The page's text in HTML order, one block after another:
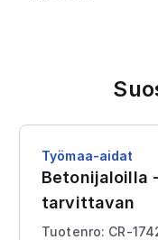
Työmaa-aidat
Betonijaloilla
tarvittavan
Tuotenro: CR-